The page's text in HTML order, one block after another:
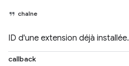
chaîne
ID d'une extension déjà installée.
callback